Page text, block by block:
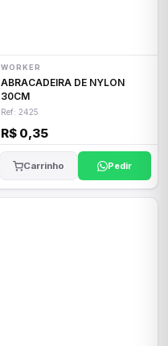
WORKER
ABRACADEIRA DE NYLON
30CM
Ref: 2425
R$ 0,35
Carrinho Pedir